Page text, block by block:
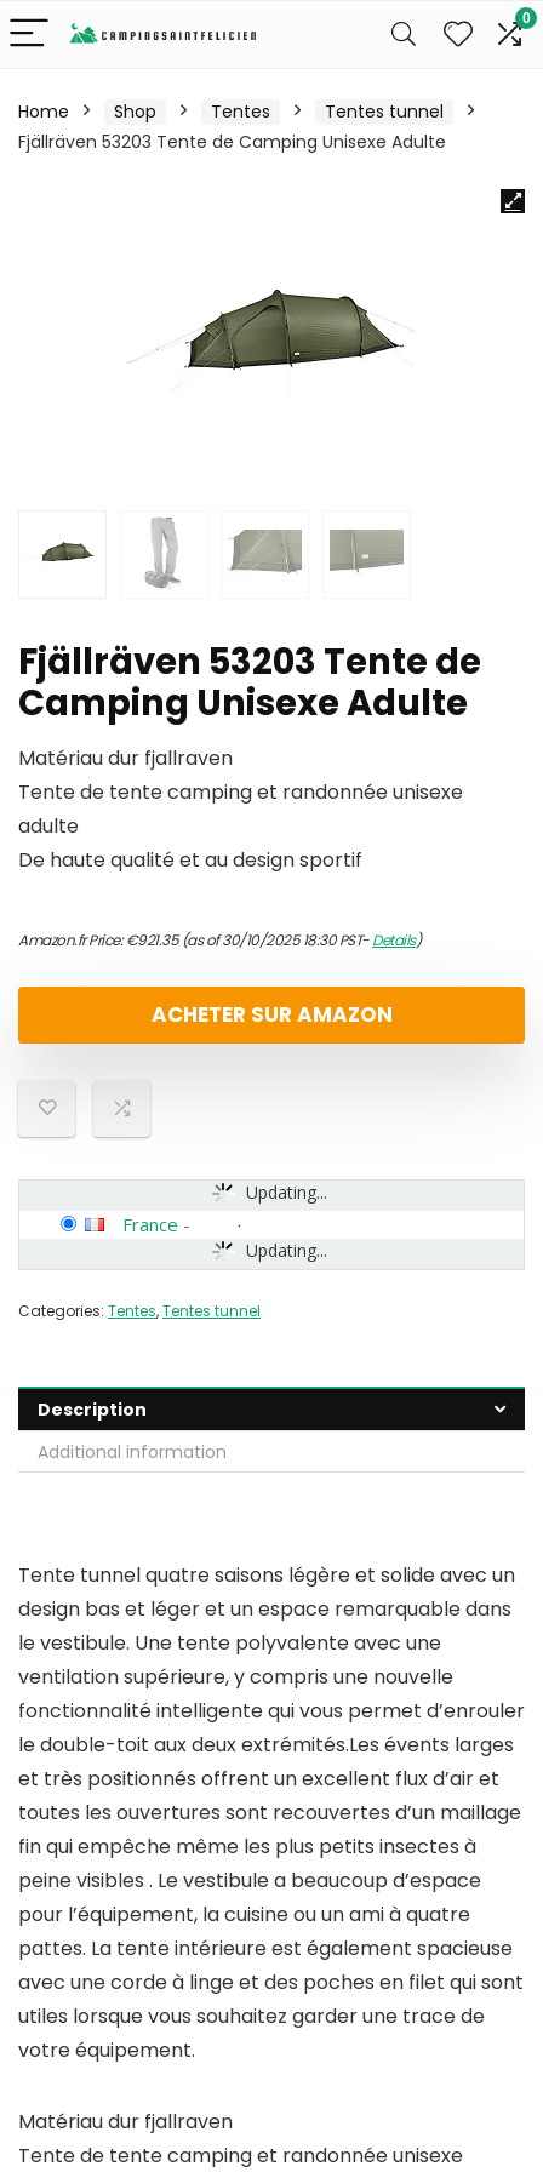
0
Home Shop Tentes
Tentes tunnel
Fjällräven 53203 Tente de Camping Unisexe Adulte
Fjällräven 53203 Tente de
Camping Unisexe Adulte
Matériau dur fjallraven
Tente de tente camping et randonnée unisexe
adulte
De haute qualité et au design sportif
Amazon.fr Price:€921.35(as of 30/10/2025 18:30 PST-Details)
ACHETER SUR AMAZON
Updating...
Updating...
France -
Categories: Tentes,Tentes tunnel
Description
Additional information
Tente tunnel quatre saisons légère et solide avec un
design bas et léger et un espace remarquable dans
le vestibule. Une tente polyvalente avec une
ventilation supérieure, y compris une nouvelle
fonctionnalité intelligente qui vous permet d’enrouler
le double-toit aux deux extrémités.Les évents larges
et très positionnés offrent un excellent flux d’air et
toutes les ouvertures sont recouvertes d’un maillage
fin qui empêche même les plus petits insectes à
peine visibles . Le vestibule a beaucoup d’espace
pour l’équipement, la cuisine ou un ami à quatre
pattes. La tente intérieure est également spacieuse
avec une corde à linge et des poches en filet qui sont
utiles lorsque vous souhaitez garder une trace de
votre équipement.
Matériau dur fjallraven
Tente de tente camping et randonnée unisexe